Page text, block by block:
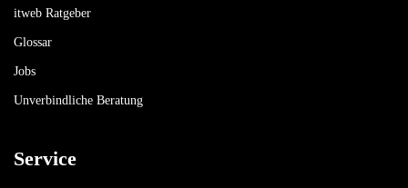
itweb Ratgeber
Glossar
Jobs
Unverbindliche Beratung
Service